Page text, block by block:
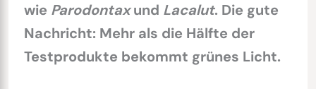
wie Parodontaxund Lacalut. Die gute
Nachricht: Mehr als die Hälfte der
Testprodukte bekommt grünes Licht.